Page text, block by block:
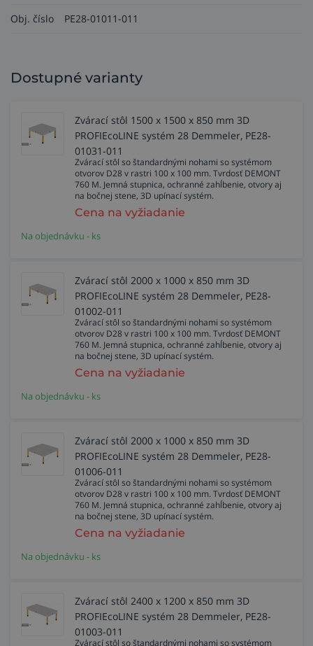
Obj. číslo PE28-01011-011
Dostupné varianty
Zvárací stôl 1500 x 1500 x 850 mm 3D
PROFIEcoLINE systém 28 Demmeler, PE28-
01031-011
Zvárací stôl so štandardnými nohami so systémom
otvorov D28 v rastri 100 x 100 mm. Tvrdosť DEMONT
760 M. Jemná stupnica, ochranné zahĺbenie, otvory aj
na bočnej stene, 3D upínací systém.
Cena na vyžiadanie
Na objednávku - ks
Zvárací stôl 2000 x 1000 x 850 mm 3D
PROFIEcoLINE systém 28 Demmeler, PE28-
01002-011
Zvárací stôl so štandardnými nohami so systémom
otvorov D28 v rastri 100 x 100 mm. Tvrdosť DEMONT
760 M. Jemná stupnica, ochranné zahĺbenie, otvory aj
na bočnej stene, 3D upínací systém.
Cena na vyžiadanie
Na objednávku - ks
Zvárací stôl 2000 x 1000 x 850 mm 3D
PROFIEcoLINE systém 28 Demmeler, PE28-
01006-011
Zvárací stôl so štandardnými nohami so systémom
otvorov D28 v rastri 100 x 100 mm. Tvrdosť DEMONT
760 M. Jemná stupnica, ochranné zahĺbenie, otvory aj
na bočnej stene, 3D upínací systém.
Cena na vyžiadanie
Na objednávku - ks
Zvárací stôl 2400 x 1200 x 850 mm 3D
PROFIEcoLINE systém 28 Demmeler, PE28-
01003-011
Zvárací stôl so štandardnými nohami so systémom